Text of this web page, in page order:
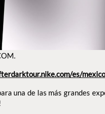
es/
una de las más grandes